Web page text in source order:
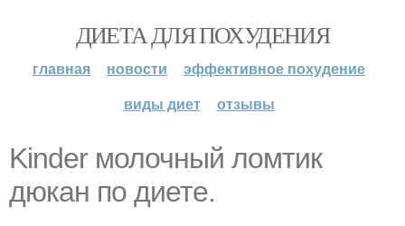
ДИЕТА ДЛЯ ПОХУДЕНИЯ
главная новости
эффективное похудение
виды диет
отзывы
Kinder молочный ломтик
дюкан по диете.